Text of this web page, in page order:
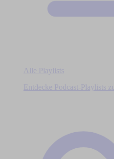
Alle Playlists
Entdecke Podcast-Playlists